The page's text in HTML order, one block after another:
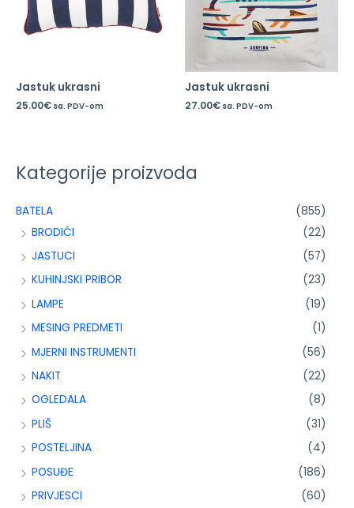
Kategorije proizvoda
BATELA
(855)
BRODIĆI
(22)
JASTUCI
(57)
KUHINJSKI PRIBOR
(23)
LAMPE
(19)
MESING PREDMETI
(1)
MJERNI INSTRUMENTI
(56)
NAKIT
(22)
OGLEDALA
(8)
PLIŠ
(31)
POSTELJINA
(4)
POSUĐE
(186)
PRIVJESCI
(60)
Jastuk ukrasni
25.00€ sa. PDV-om
Jastuk ukrasni
27.00€ sa. PDV-om